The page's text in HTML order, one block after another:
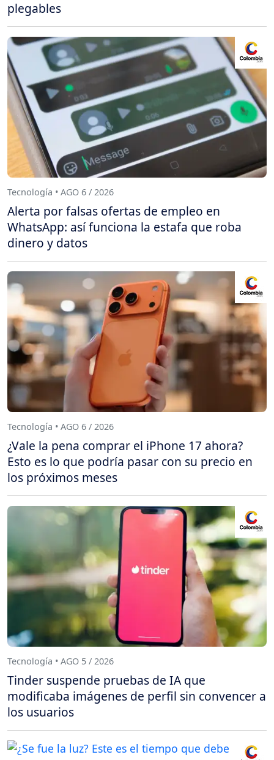
plegables
Tecnología • AGO 6 / 2026
Alerta por falsas ofertas de empleo en
WhatsApp: así funciona la estafa que roba
dinero y datos
Tecnología • AGO 6 / 2026
¿Vale la pena comprar el iPhone 17 ahora?
Esto es lo que podría pasar con su precio en
los próximos meses
Tecnología • AGO 5 / 2026
Tinder suspende pruebas de IA que
modificaba imágenes de perfil sin convencer a
los usuarios